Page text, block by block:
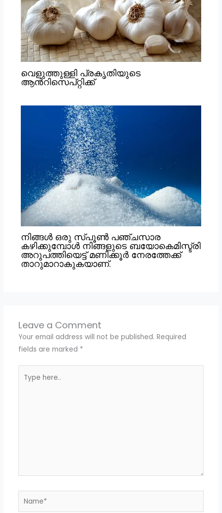
വെളുത്തുള്ളി പ്രകൃതിയുടെ
ആൻറിസെപ്റ്റിക്ക്
നിങ്ങൾ ഒരു സ്പൂൺ പഞ്ചസാര
കഴിക്കുമ്പോൾ നിങ്ങളുടെ ബയോകെമിസ്ട്രി
അറുപത്തിയെട്ട് മണിക്കൂർ നേരത്തേക്ക്
താറുമാറാകുകയാണ്.
Leave a Comment
Your email address will not be published. Required
fields are marked *
here..
Name*